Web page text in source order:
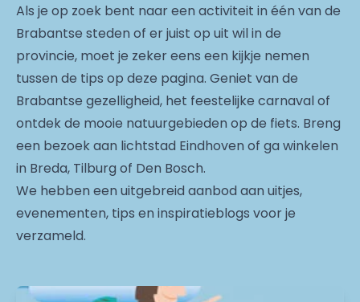
Als je op zoek bent naar een activiteit in één van de
Brabantse steden of er juist op uit wil in de
provincie, moet je zeker eens een kijkje nemen
tussen de tips op deze pagina. Geniet van de
Brabantse gezelligheid, het feestelijke carnaval of
ontdek de mooie natuurgebieden op de fiets. Breng
een bezoek aan lichtstad Eindhoven of ga winkelen
in Breda, Tilburg of Den Bosch.
We hebben een uitgebreid aanbod aan uitjes,
evenementen, tips en inspiratieblogs voor je
verzameld.